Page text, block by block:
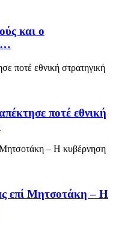
και ο
ποτέ εθνική
επί Μητσοτάκη – Η